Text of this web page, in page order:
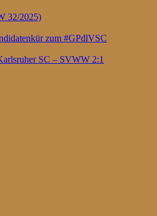
32/2025)
zum #GPdlVSC
SC – SVWW 2:1